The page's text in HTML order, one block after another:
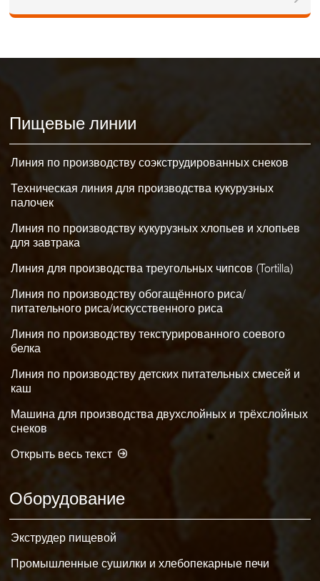
Пищевые линии
Линия по производству соэкструдированных снеков
Техническая линия для производства кукурузных
палочек
Линия по производству кукурузных хлопьев и хлопьев
для завтрака
Линия для производства треугольных чипсов (Tortilla)
Линия по производству обогащённого риса/
питательного риса/искусственного риса
Линия по производству текстурированного соевого
белка
Линия по производству детских питательных смесей и
каш
Машина для производства двухслойных и трёхслойных
снеков
Открыть весь текст
Оборудование
Экструдер пищевой
Промышленные сушилки и хлебопекарные печи